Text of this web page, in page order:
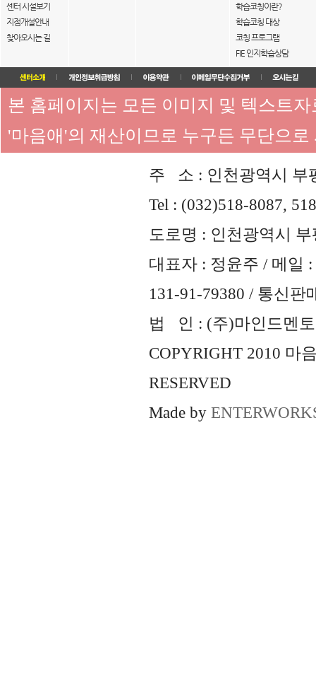
센터 시설보기
지점개설안내
찾아오시는 길
학습코칭이란?
학습코칭 대상
코칭 프로그램
FIE 인지학습상담
본 홈페이지는 모든 이미지 및 텍스트
'마음애'의 재산이므로 누구든 무단으
주 소 : 인천광역시 부
Tel : (032)518-8087,
도로명 : 인천광역시
대표자 : 정윤주 / 메일 :
131-91-79380 / 통신판
법 인 : (주)마인드멘토
COPYRIGHT 2010 마
RESERVED
Made by